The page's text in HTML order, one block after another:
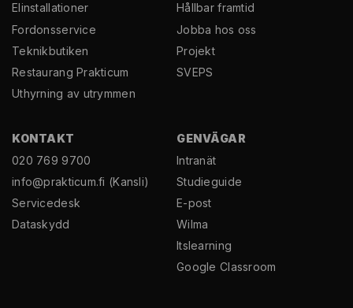
El­installationer
Fordonsservice
Teknikbutiken
Restaurang Prakticum
Uthyrning av utrymmen
Hållbar framtid
Jobba hos oss
Projekt
SVEPS
KONTAKT
020 769 9700
info@prakticum.fi (Kansli)
Servicedesk
Dataskydd
GENVÄGAR
Intranät
Studieguide
E-post
Wilma
Itslearning
Google Classroom